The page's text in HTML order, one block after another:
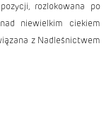
rozlokowana po
niewielkim ciekiem
z Nadleśnictwem